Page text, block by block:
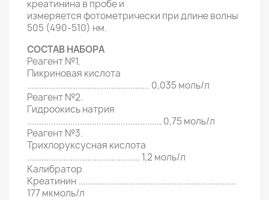
креатинина в пробе и
измеряется фотометрически при длине волны
505 (490-510) нм.
СОСТАВ НАБОРА
Реагент №1.
Пикриновая кислота
................................................... 0,035 моль/л
Реагент №2.
Гидроокись натрия
........................................................ 0,75 моль/л
Реагент №3.
Трихлоруксусная кислота
............................................... 1,2 моль/л
Калибратор
Креатинин ..................................................................
177 мкмоль/л